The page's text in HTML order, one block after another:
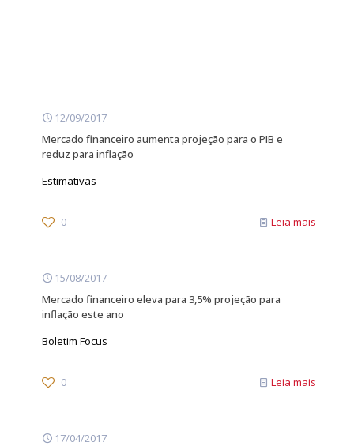
12/09/2017
Mercado financeiro aumenta projeção para o PIB e
reduz para inflação
Estimativas
0 Leia mais
15/08/2017
Mercado financeiro eleva para 3,5% projeção para
inflação este ano
Boletim Focus
0 Leia mais
17/04/2017